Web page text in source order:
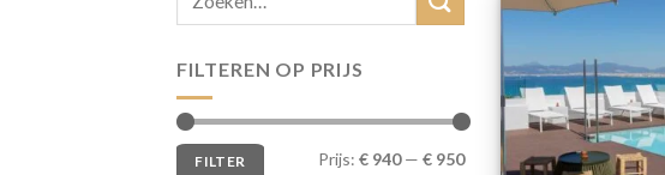
FILTEREN OP PRIJS
Min.
prijs
Max.
prijsFILTER Prijs: € 940— € 950